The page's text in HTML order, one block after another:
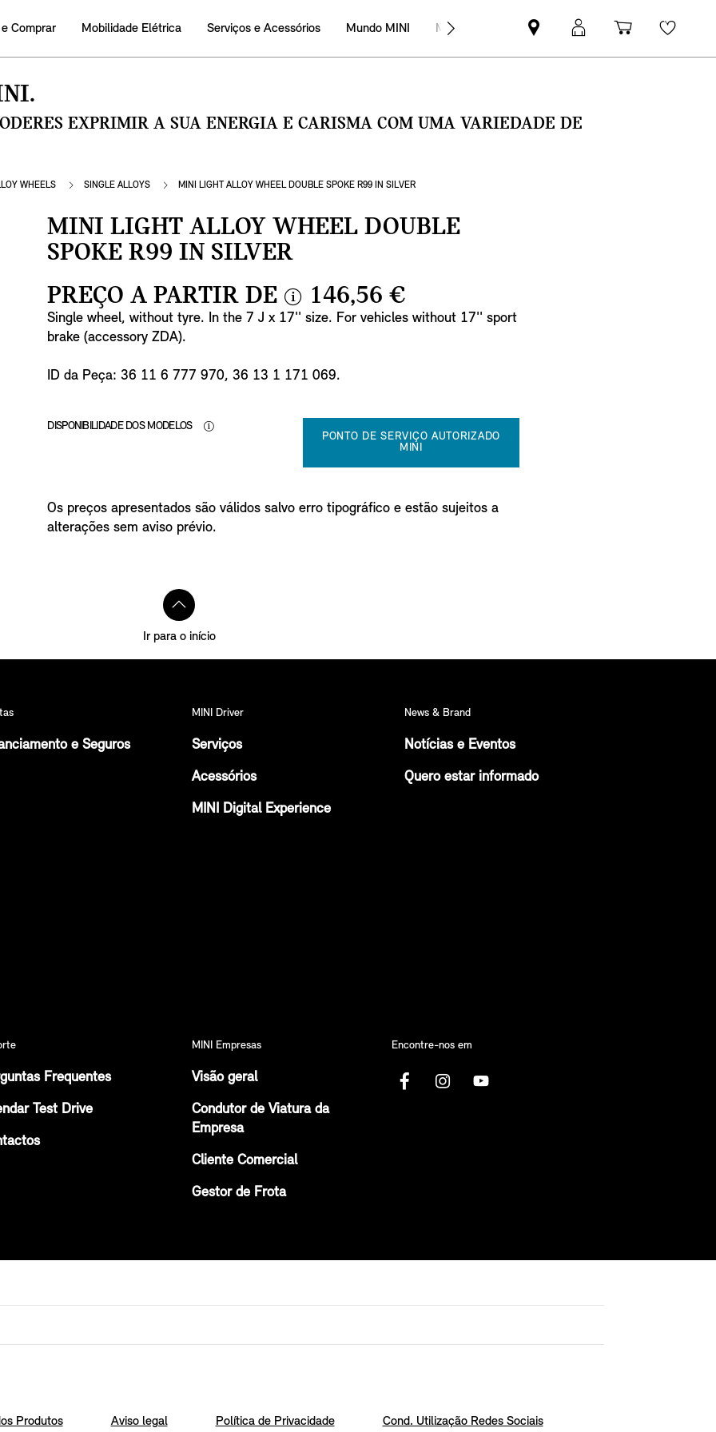
Comprar Mobilidade Elétrica Serviços e Acessórios Mundo MINI MINI Empresas
Pesquisar
parceiro
Iniciar
sessão
Carrinho
de
EXPRIMIR A SUA ENERGIA E CARISMA COM UMA VARIEDADE DE
WHEELS SINGLE ALLOYS MINI LIGHT ALLOY WHEEL DOUBLE SPOKE R99 IN SILVER
MINI LIGHT ALLOY WHEEL DOUBLE
SPOKE R99 IN SILVER
PREÇO A PARTIR DE
i
o
146,56 €
Single wheel, without tyre. In the 7 J x 17'' size. For vehicles without 17'' sport
brake (accessory ZDA).
ID da Peça: 36 11 6 777 970, 36 13 1 171 069.
DISPONIBILIDADE DOS MODELOS
PONTO DE SERVIÇO AUTORIZADO
MINI
Os preços apresentados são válidos salvo erro tipográfico e estão sujeitos a
alterações sem aviso prévio.
Ir para o início
e Seguros
MINI Driver
Serviços
Acessórios
MINI Digital Experience
News & Brand
Notícias e Eventos
Quero estar informado
Frequentes
Test Drive
MINI Empresas
Visão geral
Condutor de Viatura da
Empresa
Cliente Comercial
Gestor de Frota
Encontre-nos em
Produtos Aviso legal Política de Privacidade Cond. Utilização Redes Sociais